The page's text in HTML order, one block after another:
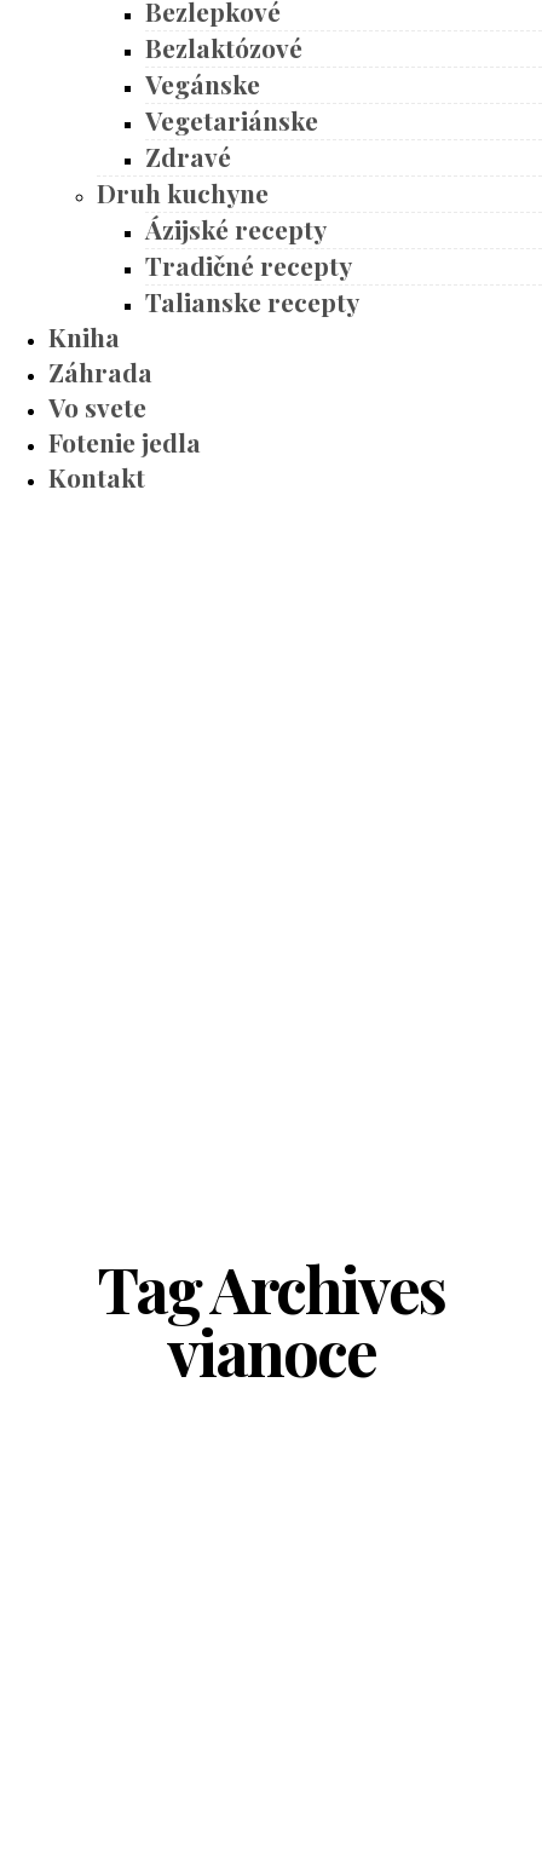
Bezlepkové
Bezlaktózové
Vegánske
Vegetariánske
Zdravé
Druh kuchyne
Ázijské recepty
Tradičné recepty
Talianske recepty
Kniha
Záhrada
Vo svete
Fotenie jedla
Kontakt
Tag Archives
vianoce